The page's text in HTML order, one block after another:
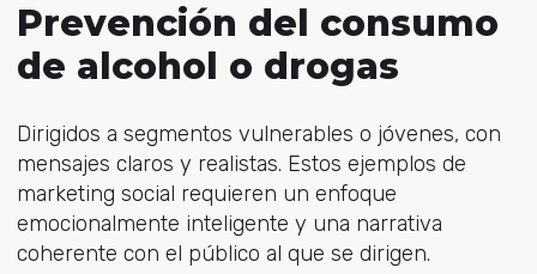
Prevención del consumo
de alcohol o drogas
Dirigidos a segmentos vulnerables o jóvenes, con
mensajes claros y realistas. Estos ejemplos de
marketing social requieren un enfoque
emocionalmente inteligente y una narrativa
coherente con el público al que se dirigen.